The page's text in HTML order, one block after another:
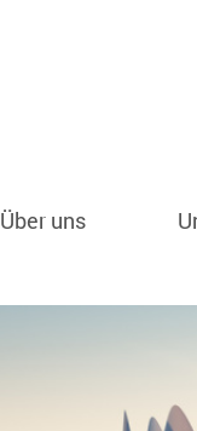
Über uns